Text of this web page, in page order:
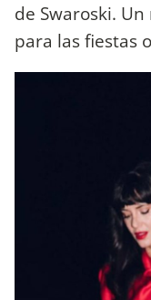
de Swaroski.
para las fiestas